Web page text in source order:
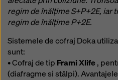
regim de înălțime S+P+2E, iar
regim de înălțime P+2E.
Sistemele de cofraj Doka
sunt:
• Cofraj de tip Frami Xlife,
(diafragme si stâlpi).